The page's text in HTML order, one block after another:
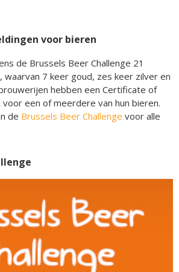
voor bieren
de Brussels Beer Challenge 21
waarvan 7 keer goud, zes keer zilver en
hebben een Certificate of
voor een of meerdere van hun bieren.
de Brussels Beer Challenge voor alle